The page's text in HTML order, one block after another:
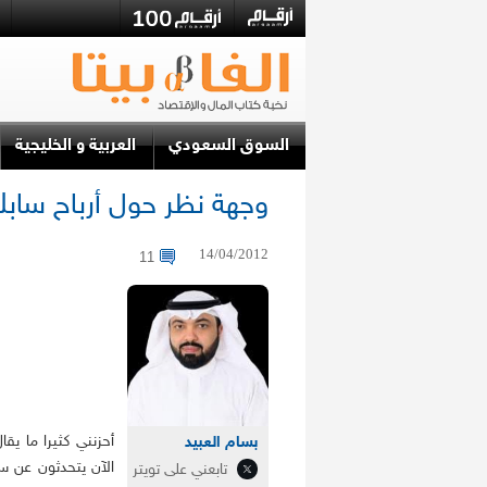
السوق السعودي العربية و الخليجية
وجهة نظر حول أرباح
14/04/2012
11
بسام العبيد
تابعني على تويتر
أحزنني كثيرا ما
الآن يتحدثون عن